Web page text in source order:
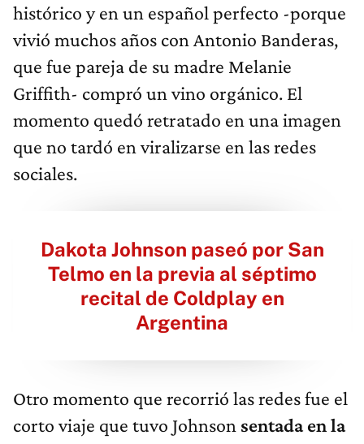
histórico y en un español perfecto -porque
vivió muchos años con Antonio Banderas,
que fue pareja de su madre Melanie
Griffith- compró un vino orgánico. El
momento quedó retratado en una imagen
que no tardó en viralizarse en las redes
sociales.
Dakota Johnson paseó por San
Telmo en la previa al séptimo
recital de Coldplay en
Argentina
Otro momento que recorrió las redes fue el
corto viaje que tuvo Johnson sentada en la